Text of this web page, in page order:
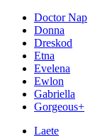
Doctor Nap
Donna
Dreskod
Etna
Evelena
Ewlon
Gabriella
Gorgeous+
Laete